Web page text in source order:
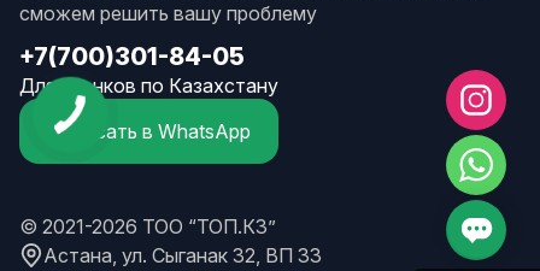
сможем решить вашу проблему
+7(700)301-84-05
Для звонков по Казахстану
Написать в WhatsApp
© 2021-2026 ТОО “ТОП.КЗ”
Астана, ул. Сыганак 32, ВП 33